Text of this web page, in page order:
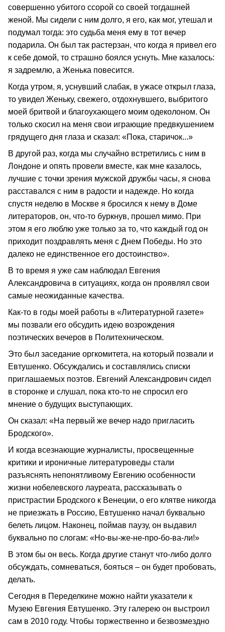
совершенно убитого ссорой со своей тогдашней
женой. Мы сидели с ним долго, я его, как мог, утешал и
подумал тогда: это судьба меня ему в тот вечер
подарила. Он был так растерзан, что когда я привел его
к себе домой, то страшно боялся уснуть. Мне казалось:
я задремлю, а Женька повесится.
Когда утром, я, уснувший слабак, в ужасе открыл глаза,
то увидел Женьку, свежего, отдохнувшего, выбритого
моей бритвой и благоухающего моим одеколоном. Он
только скосил на меня свои играющие предвкушением
грядущего дня глаза и сказал: «Пока, старичок...»
В другой раз, когда мы случайно встретились с ним в
Лондоне и опять провели вместе, как мне казалось,
лучшие с точки зрения мужской дружбы часы, я снова
расставался с ним в радости и надежде. Но когда
спустя неделю в Москве я бросился к нему в Доме
литераторов, он, что-то буркнув, прошел мимо. При
этом я его люблю уже только за то, что каждый год он
приходит поздравлять меня с Днем Победы. Но это
далеко не единственное его достоинство».
В то время я уже сам наблюдал Евгения
Александровича в ситуациях, когда он проявлял свои
самые неожиданные качества.
Как-то в годы моей работы в «Литературной газете»
мы позвали его обсудить идею возрождения
поэтических вечеров в Политехническом.
Это был заседание оргкомитета, на который позвали и
Евтушенко. Обсуждались и составлялись списки
приглашаемых поэтов. Евгений Александрович сидел
в сторонке и слушал, пока кто-то не спросил его
мнение о будущих выступающих.
Он сказал: «На первый же вечер надо пригласить
Бродского».
И когда всезнающие журналисты, просвещенные
критики и ироничные литературоведы стали
разъяснять непонятливому Евгению особенности
жизни нобелевского лауреата, рассказывать о
пристрастии Бродского к Венеции, о его клятве никогда
не приезжать в Россию, Евтушенко начал буквально
белеть лицом. Наконец, поймав паузу, он выдавил
буквально по слогам: «Но-вы-же-не-про-бо-ва-ли!»
В этом бы он весь. Когда другие станут что-либо долго
обсуждать, сомневаться, бояться – он будет пробовать,
делать.
Сегодня в Переделкине можно найти указатели к
Музею Евгения Евтушенко. Эту галерею он выстроил
сам в 2010 году. Чтобы торжественно и безвозмездно